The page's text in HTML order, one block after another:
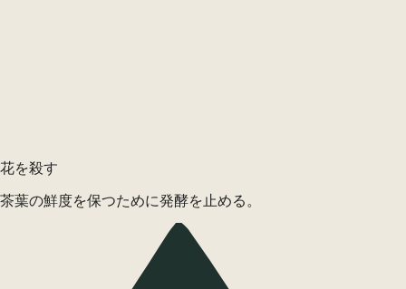
花を殺す
茶葉の鮮度を保つために発酵を止める。